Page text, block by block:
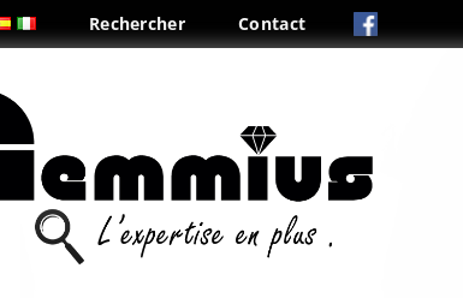
Rechercher Contact